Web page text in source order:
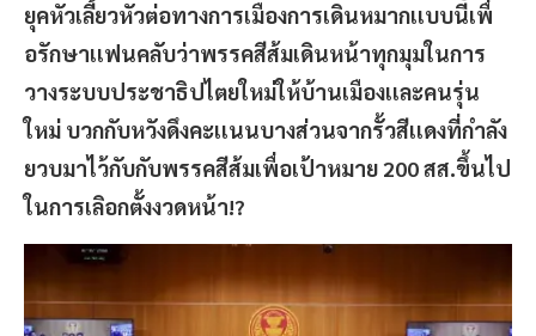
ยุคหัวเลี้ยวหัวต่อทางการเมืองการเดินหมากเเบบนีัเพื่
อรักษาเเฟนคลับว่าพรรคสีส้มเดินหน้าทุกมุมในการ
วางระบบประชาธิปไตยใหม่ให้บ้านเมืองเเละคนรุ่น
ใหม่ บวกกับหวังดึงคะเเนนบางส่วนจากรั้วสีเเดงที่กำลัง
ยวบมาไว้กับกับพรรคสีส้มเพื่อเป้าหมาย 200 สส.ขึ้นไป
ในการเลิอกตั้งงวดหน้า!?